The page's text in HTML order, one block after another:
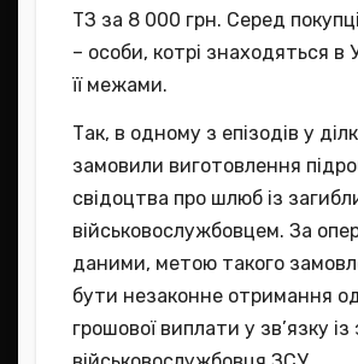
ТЗ за 8 000 грн. Серед
– особи, котрі знаходяться в
її межами.
Так, в одному з епізодів у
замовили виготовлення
свідоцтва про шлюб із
військовослужбовцем. За
даними, метою такого
бути незаконне отримання
грошової виплати у зв’язку